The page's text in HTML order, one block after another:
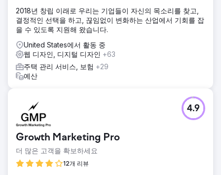
2018년 창립 이래로 우리는 기업들이 자신의 목소리를 찾고,
결정적인 선택을 하고, 끊임없이 변화하는 산업에서 기회를 잡
을 수 있도록 지원해 왔습니다.
United States에서 활동 중
웹 디자인, 디지털 디자인 +63
주택 관리 서비스, 보험 +29
예산
Growth Marketing Pro
더 많은 고객을 확보하세요
12개 리뷰
4.9